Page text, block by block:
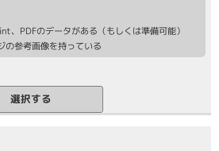
、PDFのデータがある（もしくは準備可能）
の参考画像を持っている
選択する